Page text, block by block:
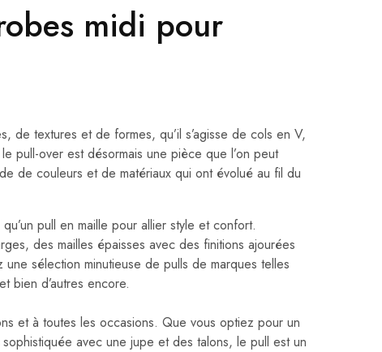
midi pour
de textures et de formes, qu’il s’agisse de cols en V,
pull-over est désormais une pièce que l’on peut
de couleurs et de matériaux qui ont évolué au fil du
pull en maille pour allier style et confort.
des mailles épaisses avec des finitions ajourées
sélection minutieuse de pulls de marques telles
bien d’autres encore.
et à toutes les occasions. Que vous optiez pour un
avec une jupe et des talons, le pull est un